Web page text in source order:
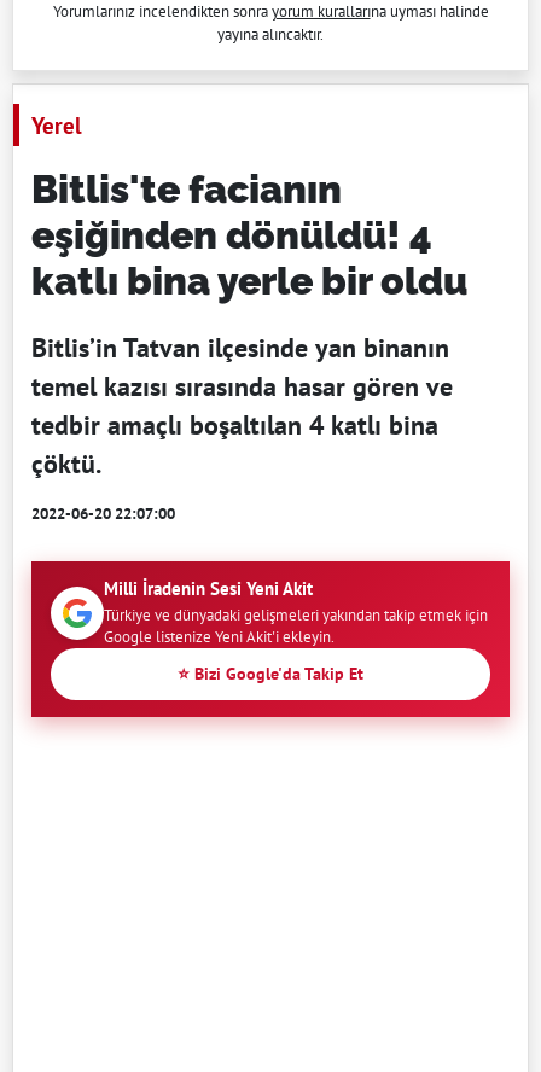
Yorumlarınız incelendikten sonrayorum kurallarına uyması halinde
yayına alıncaktır.
Yerel
Bitlis'te facianın
eşiğinden dönüldü! 4
katlı bina yerle bir oldu
Bitlis’in Tatvan ilçesinde yan binanın
temel kazısı sırasında hasar gören ve
tedbir amaçlı boşaltılan 4 katlı bina
çöktü.
2022-06-20 22:07:00
Milli İradenin Sesi Yeni Akit
Türkiye ve dünyadaki gelişmeleri yakından takip etmek için
Google listenize Yeni Akit'i ekleyin.
⭐ Bizi Google'da Takip Et